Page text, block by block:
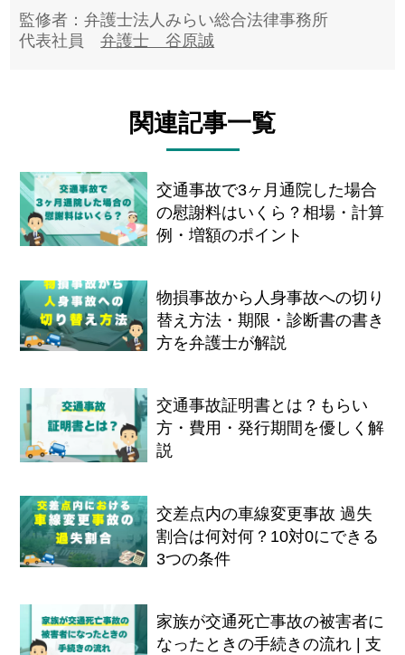
監修者：弁護士法人みらい総合法律事務所
代表社員弁護士 谷原誠
関連記事一覧
交通事故で3ヶ月通院した場合
の慰謝料はいくら？相場・計算
例・増額のポイント
物損事故から人身事故への切り
替え方法・期限・診断書の書き
方を弁護士が解説
交通事故証明書とは？もらい
方・費用・発行期間を優しく解
説
交差点内の車線変更事故 過失
割合は何対何？10対0にできる
3つの条件
家族が交通死亡事故の被害者に
なったときの手続きの流れ | 支